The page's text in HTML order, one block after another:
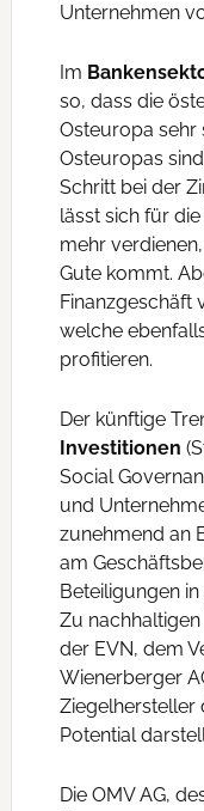
Unternehmen
Im
so, dass die
Osteuropa sehr
Osteuropas
Schritt bei der
lässt sich für
mehr
Gute kommt.
Finanzgeschäft
welche
profitieren.
Der künftige
Investitionen
Social
und
zunehmend an
am
Beteiligungen
Zu
der EVN, dem
Wienerberger
Ziegelhersteller
Potential
Die OMV AG,